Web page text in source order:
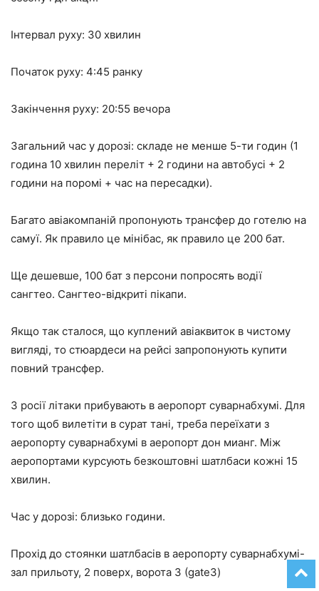
Інтервал руху: 30 хвилин
Початок руху: 4:45 ранку
Закінчення руху: 20:55 вечора
Загальний час у дорозі: складе не менше 5-ти годин (1
година 10 хвилин переліт + 2 години на автобусі + 2
години на поромі + час на пересадки).
Багато авіакомпаній пропонують трансфер до готелю на
самуї. Як правило це мінібас, як правило це 200 бат.
Ще дешевше, 100 бат з персони попросять водії
сангтео. Сангтео-відкриті пікапи.
Якщо так сталося, що куплений авіаквиток в чистому
вигляді, то стюардеси на рейсі запропонують купити
повний трансфер.
З росії літаки прибувають в аеропорт суварнабхумі. Для
того щоб вилетіти в сурат тані, треба переїхати з
аеропорту суварнабхумі в аеропорт дон мианг. Між
аеропортами курсують безкоштовні шатлбаси кожні 15
хвилин.
Час у дорозі: близько години.
Прохід до стоянки шатлбасів в аеропорту суварнабхумі-
зал прильоту, 2 поверх, ворота 3 (gate3)